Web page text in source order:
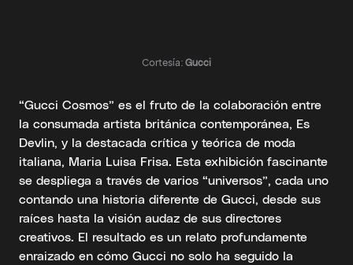
Cortesía: Gucci
“Gucci Cosmos” es el fruto de la colaboración entre
la consumada artista británica contemporánea, Es
Devlin, y la destacada crítica y teórica de moda
italiana, Maria Luisa Frisa. Esta exhibición fascinante
se despliega a través de varios “universos”, cada uno
contando una historia diferente de Gucci, desde sus
raíces hasta la visión audaz de sus directores
creativos. El resultado es un relato profundamente
enraizado en cómo Gucci no solo ha seguido la